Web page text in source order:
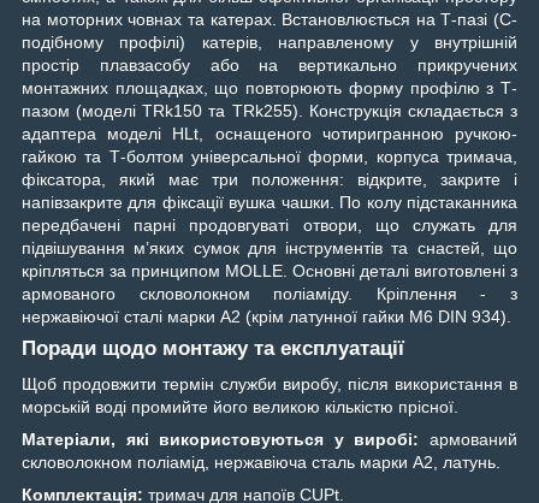
на моторних човнах та катерах. Встановлюється на Т-пазі (С-
подібному профілі) катерів, направленому у внутрішній
простір плавзасобу або на вертикально прикручених
монтажних площадках, що повторюють форму профілю з Т-
пазом (моделі TRk150 та TRk255). Конструкція складається з
адаптера моделі HLt, оснащеного чотиригранною ручкою-
гайкою та Т-болтом універсальної форми, корпуса тримача,
фіксатора, який має три положення: відкрите, закрите і
напівзакрите для фіксації вушка чашки. По колу підстаканника
передбачені парні продовгуваті отвори, що служать для
підвішування м’яких сумок для інструментів та снастей, що
кріпляться за принципом MOLLE. Основні деталі виготовлені з
армованого скловолокном поліаміду. Кріплення - з
нержавіючої сталі марки А2 (крім латунної гайки M6 DIN 934).
Поради щодо монтажу та експлуатації
Щоб продовжити термін служби виробу, після використання в
морській воді промийте його великою кількістю прісної.
Матеріали, які використовуються у виробі: армований
скловолокном поліамід, нержавіюча сталь марки А2, латунь.
Комплектація: тримач для напоїв CUPt.